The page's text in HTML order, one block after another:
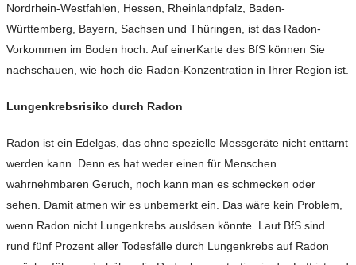
Nordrhein-Westfahlen, Hessen, Rheinlandpfalz, Baden-
Württemberg, Bayern, Sachsen und Thüringen, ist das Radon-
Vorkommen im Boden hoch. Auf einerKarte des BfS können Sie
nachschauen, wie hoch die Radon-Konzentration in Ihrer Region ist.
Lungenkrebsrisiko durch Radon
Radon ist ein Edelgas, das ohne spezielle Messgeräte nicht enttarnt
werden kann. Denn es hat weder einen für Menschen
wahrnehmbaren Geruch, noch kann man es schmecken oder
sehen. Damit atmen wir es unbemerkt ein. Das wäre kein Problem,
wenn Radon nicht Lungenkrebs auslösen könnte. Laut BfS sind
rund fünf Prozent aller Todesfälle durch Lungenkrebs auf Radon